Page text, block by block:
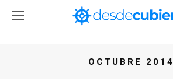
OCTUBRE 2014